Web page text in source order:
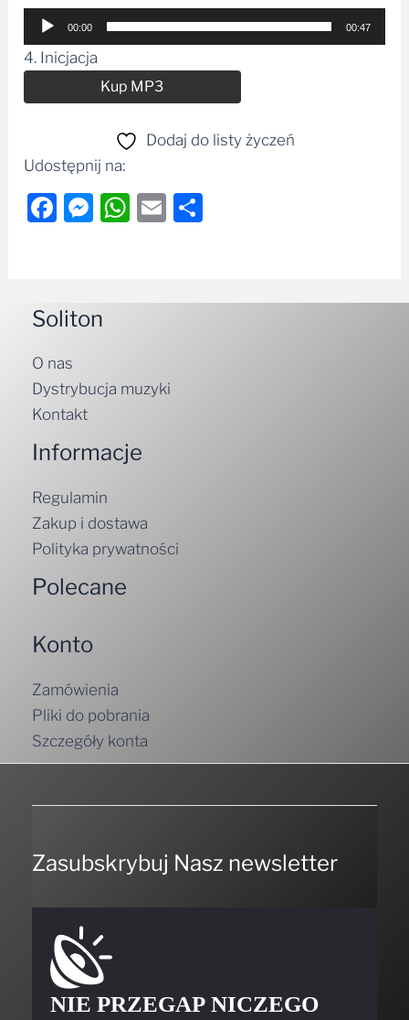
Odtwarzacz
plików
dźwiękowych
00:00 00:47
4. Inicjacja
Kup MP3
Dodaj do listy życzeń
Udostępnij na:
Facebook
Messenger
WhatsApp
Email
Soliton
O nas
Dystrybucja muzyki
Kontakt
Informacje
Regulamin
Zakup i dostawa
Polityka prywatności
Polecane
Konto
Zamówienia
Pliki do pobrania
Szczegóły konta
Zasubskrybuj Nasz newsletter
NIE PRZEGAP NICZEGO